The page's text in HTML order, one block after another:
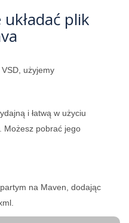
plik
użyjemy
i łatwą w użyciu
Możesz pobrać jego
na Maven, dodając